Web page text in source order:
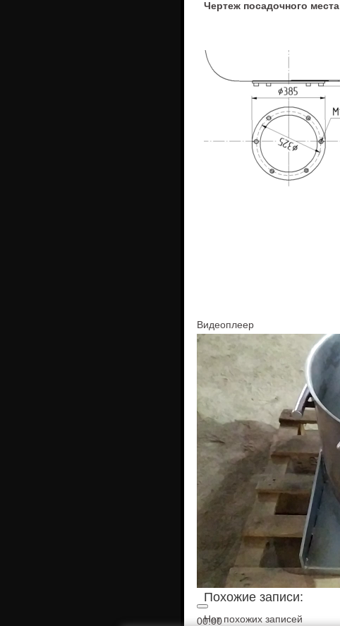
Чертеж посадочного места
Видеоплеер
00:00
Похожие записи:
Нет похожих записей